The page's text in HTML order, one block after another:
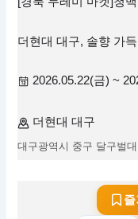
더현대 대구, 솔향 가
2026.05.22(금) ~
더현대 대구
대구광역시 중구 달구벌